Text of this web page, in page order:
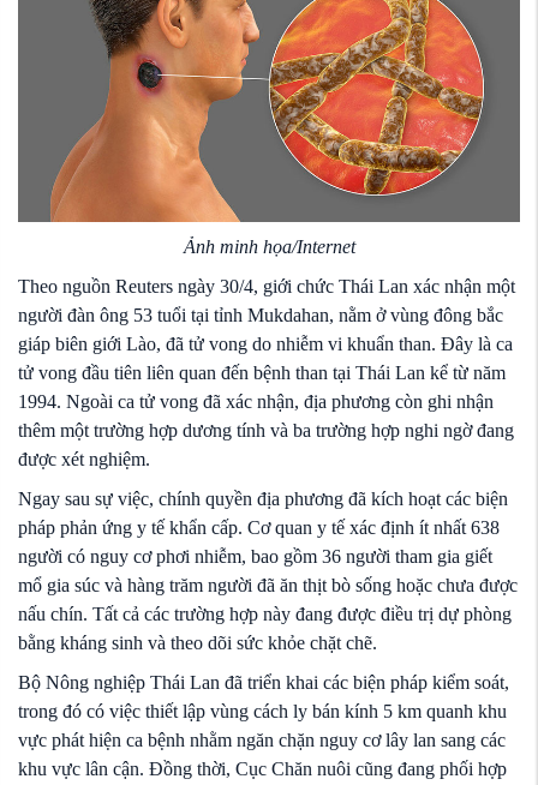
Ảnh minh họa/Internet
Theo nguồn Reuters ngày 30/4, giới chức Thái Lan xác nhận một
người đàn ông 53 tuổi tại tỉnh Mukdahan, nằm ở vùng đông bắc
giáp biên giới Lào, đã tử vong do nhiễm vi khuẩn than. Đây là ca
tử vong đầu tiên liên quan đến bệnh than tại Thái Lan kể từ năm
1994. Ngoài ca tử vong đã xác nhận, địa phương còn ghi nhận
thêm một trường hợp dương tính và ba trường hợp nghi ngờ đang
được xét nghiệm.
Ngay sau sự việc, chính quyền địa phương đã kích hoạt các biện
pháp phản ứng y tế khẩn cấp. Cơ quan y tế xác định ít nhất 638
người có nguy cơ phơi nhiễm, bao gồm 36 người tham gia giết
mổ gia súc và hàng trăm người đã ăn thịt bò sống hoặc chưa được
nấu chín. Tất cả các trường hợp này đang được điều trị dự phòng
bằng kháng sinh và theo dõi sức khỏe chặt chẽ.
Bộ Nông nghiệp Thái Lan đã triển khai các biện pháp kiểm soát,
trong đó có việc thiết lập vùng cách ly bán kính 5 km quanh khu
vực phát hiện ca bệnh nhằm ngăn chặn nguy cơ lây lan sang các
khu vực lân cận. Đồng thời, Cục Chăn nuôi cũng đang phối hợp